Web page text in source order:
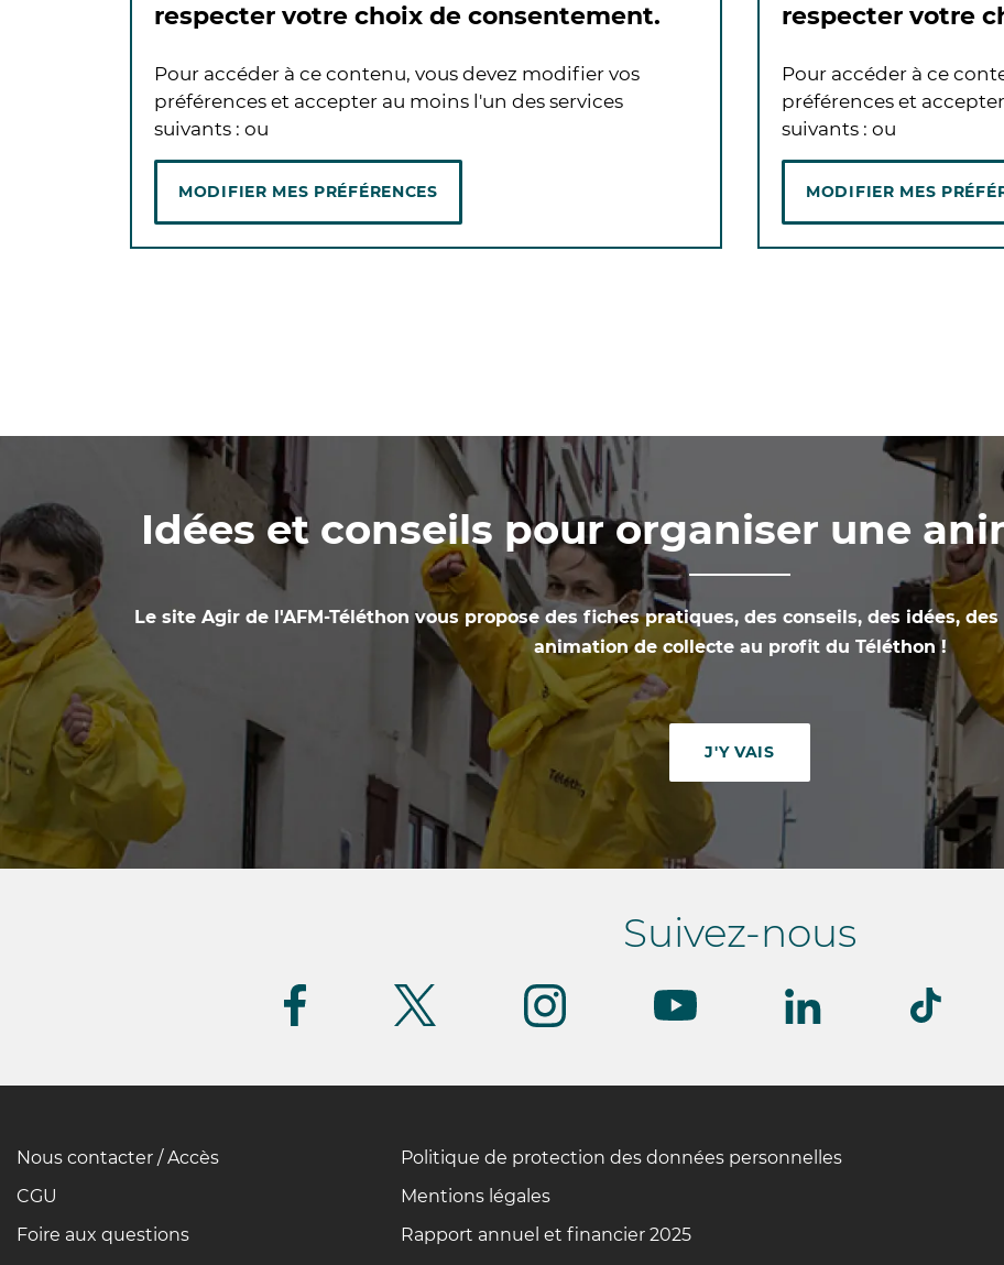
respecter votre choix de consentement.
Pour accéder à ce contenu, vous devez modifier vos
préférences et accepter au moins l'un des services
suivants : ou
MODIFIER MES PRÉFÉRENCES
respecter votre
Pour accéder à ce
préférences et
suivants : ou
MODIFIER MES
Idées et conseils pour organiser une
Le site Agir de l'AFM-Téléthon vous propose des fiches pratiques, des conseils, des idées,
animation de collecte au profit du Téléthon !
J'Y VAIS
Suivez-nous
Pied
page
Nous contacter / Accès
CGU
Foire aux questions
Politique de protection des données personnelles
Mentions légales
Rapport annuel et financier 2025